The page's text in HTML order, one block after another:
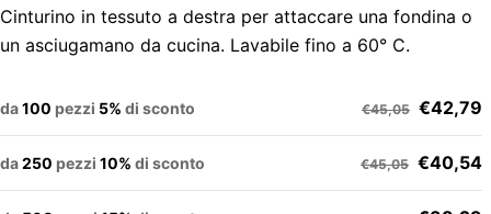
Cinturino in tessuto a destra per attaccare una fondina o
un asciugamano da cucina. Lavabile fino a 60° C.
da100 pezzi 5% di sconto €45,05 €42,79
da250 pezzi 10% di sconto €45,05 €40,54